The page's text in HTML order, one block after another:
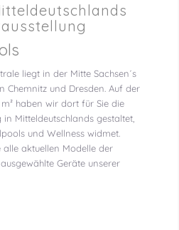
liegt in der Mitte Sachsen´s
Chemnitz und Dresden. Auf der
haben wir dort für Sie die
Mitteldeutschlands gestaltet,
und Wellness widmet.
alle aktuellen Modelle der
Geräte unserer